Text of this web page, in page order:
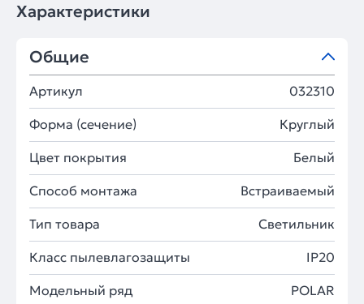
Характеристики
Общие
Артикул 032310
Форма (сечение) Круглый
Цвет покрытия Белый
Способ монтажа Встраиваемый
Тип товара Светильник
Класс пылевлагозащиты IP20
Модельный ряд POLAR